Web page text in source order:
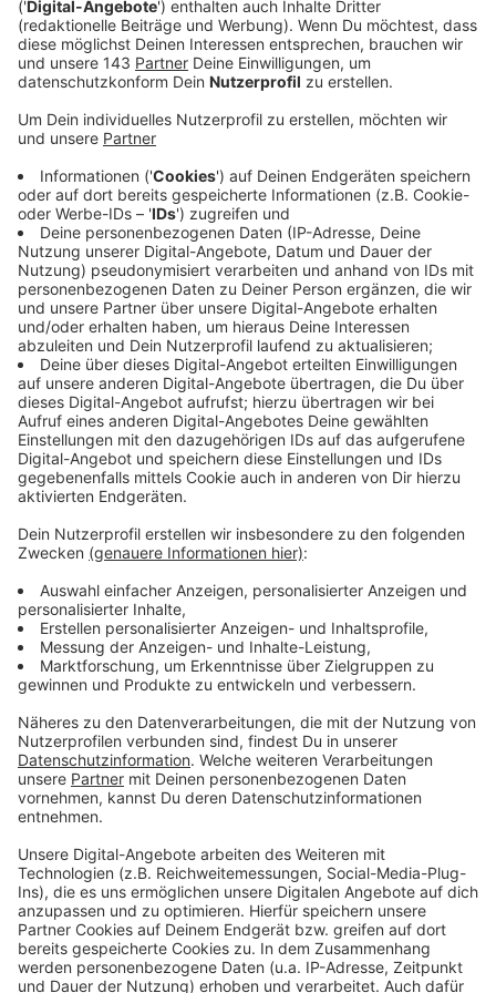
Der Song ist sehr repräsentativ für das Album hat uns
Lauv verraten. Es gebe helle und dunkle Seiten auf der
Platte. Der Song selbst ist zwar zum einen sehr
optimistisch, sieht aber auch die dunkle Seite.
Geschrieben hat Lauv den Song übrigens mit seiner
Freundin und er geht über die Liebe der Beiden. Da
freuen wir uns auf das neue Album, dass dieses Jahr
noch kommen soll. Wann genau wissen wir aber leider
noch nicht.
Anzeige
Wir benötigen Ihre
Zustimmung, um den YouTube
Video-Service zu laden!
Wir verwenden einen Service eines
Drittanbieters, um Videoinhalte
einzubetten. Dieser Service kann
Daten zu Ihren Aktivitäten
sammeln. Bitte lesen Sie die
Details durch und stimmen Sie der
Nutzung des Service zu, um dieses
Video anzusehen.
Mehr Informationen
powered byUsercentrics Consent
Management Platform
Lauv - All 4 Nothing (I'm So In Love) [Official Video]
Anzeige